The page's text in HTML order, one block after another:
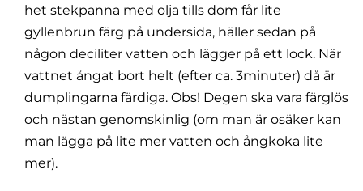
het stekpanna med olja tills dom får lite
gyllenbrun färg på undersida, häller sedan på
någon deciliter vatten och lägger på ett lock. När
vattnet ångat bort helt (efter ca. 3minuter) då är
dumplingarna färdiga. Obs! Degen ska vara färglös
och nästan genomskinlig (om man är osäker kan
man lägga på lite mer vatten och ångkoka lite
mer).